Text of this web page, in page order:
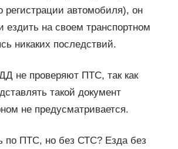
регистрации автомобиля), он
ездить на своем транспортном
никаких последствий.
не проверяют ПТС, так как
такой документ
не предусматривается.
по ПТС, но без СТС? Езда без